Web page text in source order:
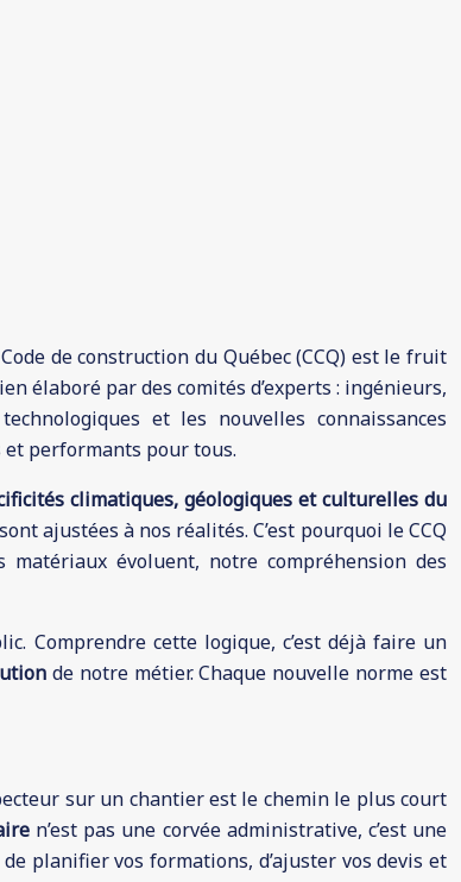
de construction du Québec (CCQ) est le fruit
élaboré par des comités d’experts : ingénieurs,
et les nouvelles connaissances
performants pour tous.
climatiques, géologiques et culturelles du
ajustées à nos réalités. C’est pourquoi le CCQ
évoluent, notre compréhension des
Comprendre cette logique, c’est déjà faire un
de notre métier. Chaque nouvelle norme est
sur un chantier est le chemin le plus court
n’est pas une corvée administrative, c’est une
planifier vos formations, d’ajuster vos devis et